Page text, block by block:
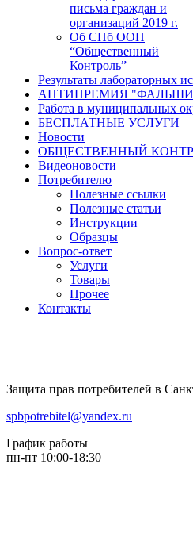
письма граждан и
организаций 2019 г.
Об СПб ООП
“Общественный
Контроль”
Результаты лабораторных
АНТИПРЕМИЯ
Работа в муниципальных
БЕСПЛАТНЫЕ УСЛУГИ
Новости
ОБЩЕСТВЕННЫЙ
Видеоновости
Потребителю
Полезные ссылки
Полезные статьи
Инструкции
Образцы
Вопрос-ответ
Услуги
Товары
Прочее
Контакты
Защита прав потребителей в
spbpotrebitel@yandex.ru
График работы
пн-пт 10:00-18:30